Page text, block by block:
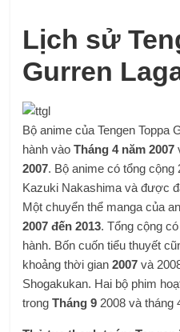
Lịch sử
Gurren
Bộ anime của Tengen Toppa
hành vàoTháng 4 năm 2007
2007. Bộ anime có tổng
Kazuki Nakashima và được
Một chuyển thể manga của
2007 đến 2013. Tổng cộng
hành. Bốn cuốn tiểu thuyết
khoảng thời gian2007và
Shogakukan. Hai bộ phim
trongTháng 9 2008 và tháng